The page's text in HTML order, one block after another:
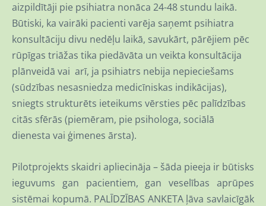
aizpildītāji pie psihiatra nonāca 24-48 stundu laikā.
Būtiski, ka vairāki pacienti varēja saņemt psihiatra
konsultāciju divu nedēļu laikā, savukārt, pārējiem pēc
rūpīgas triāžas tika piedāvāta un veikta konsultācija
plānveidā vai arī, ja psihiatrs nebija nepieciešams
(sūdzības nesasniedza medicīniskas indikācijas),
sniegts strukturēts ieteikums vērsties pēc palīdzības
citās sfērās (piemēram, pie psihologa, sociālā
dienesta vai ģimenes ārsta).
Pilotprojekts skaidri apliecināja – šāda pieeja ir būtisks
ieguvums gan pacientiem, gan veselības aprūpes
sistēmai kopumā. PALĪDZĪBAS ANKETA ļāva savlaicīgāk